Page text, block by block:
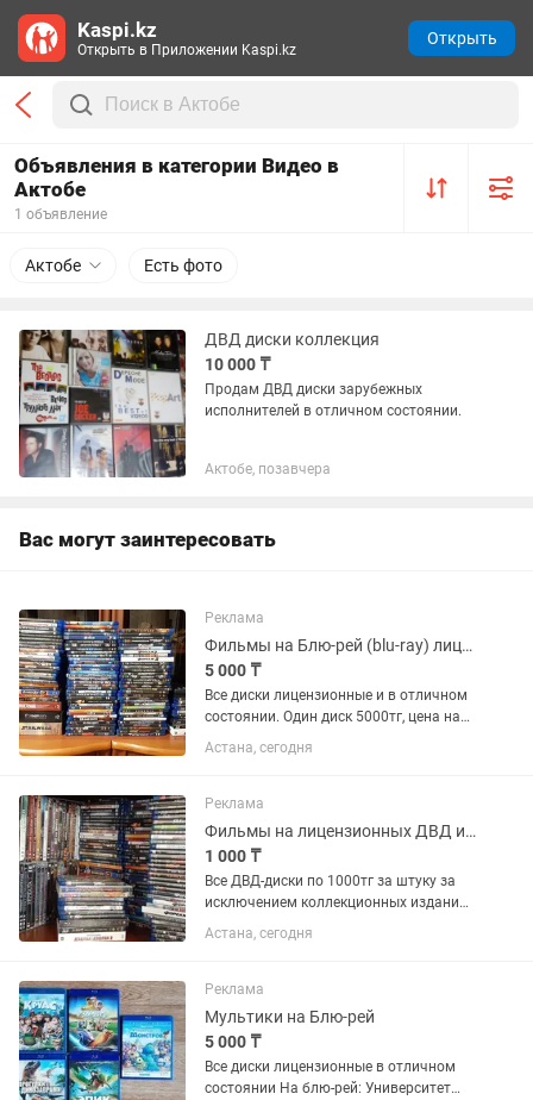
Объявления в категории Видео в
Актобе
1 объявление
Актобе Есть фото
ДВД диски коллекция
10 000 ₸
Продам ДВД диски зарубежных
исполнителей в отличном состоянии.
Актобе, позавчера
Вас могут заинтересовать
Реклама
Фильмы на Блю-рей (blu-ray) лицензия
5 000 ₸
Все диски лицензионные и в отличном
состоянии. Один диск 5000тг, цена на
коллекционные диски указана. Также в
наличии много ДВД-дисков. Список
за привидениями...
Астана, сегодня
Реклама
Фильмы на лицензионных ДВД и Блю-рей
1 000 ₸
Все ДВД-диски по 1000тг за штуку за
исключением коллекционных изданий.
На них цена указана отдельно. Все
блю-рей диски по 5000тг за штуку.
указана отдельно. СПИСОК...
Астана, сегодня
Реклама
Мультики на Блю-рей
5 000 ₸
Все диски лицензионные в отличном
состоянии На блю-рей: Университет
Kaspi.kz
Открыть в Приложении Kaspi.kz
Открыть